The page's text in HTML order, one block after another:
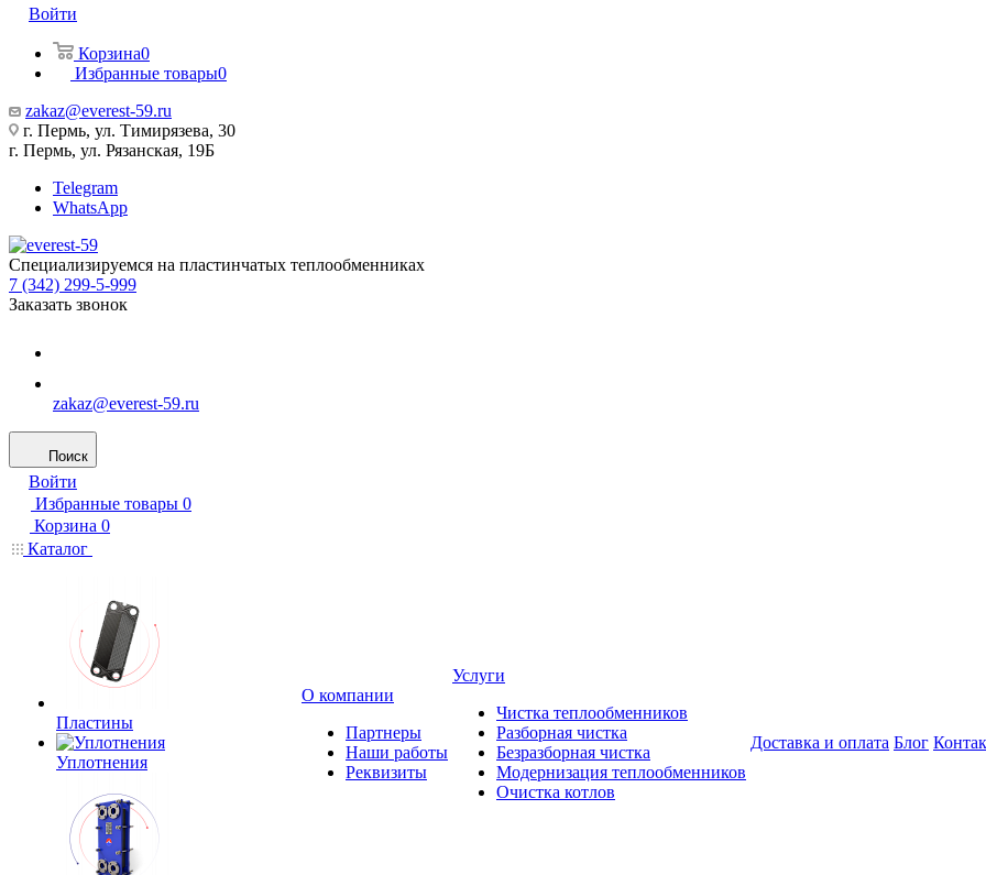
Войти
Корзина0
Избранные товары0
zakaz@everest-59.ru
г. Пермь, ул. Тимирязева, 30
г. Пермь, ул. Рязанская, 19Б
Telegram
WhatsApp
Специализируемся на пластинчатых теплообменниках
7 (342) 299-5-999
Заказать звонок
zakaz@everest-59.ru
Поиск
Войти
Избранные товары 0
Корзина 0
Каталог
Пластины
Уплотнения
О компании
Партнеры
Наши работы
Реквизиты
Услуги
Чистка теплообменников
Разборная чистка
Безразборная чистка
Модернизация теплообменников
Очистка котлов
Доставка и оплата Блог